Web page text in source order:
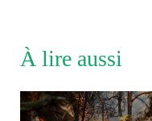
À lire aussi